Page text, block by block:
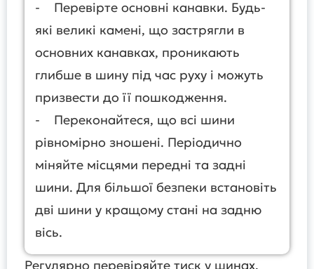
- Перевірте основні канавки. Будь-
які великі камені, що застрягли в
основних канавках, проникають
глибше в шину під час руху і можуть
призвести до її пошкодження.
- Переконайтеся, що всі шини
рівномірно зношені. Періодично
міняйте місцями передні та задні
шини. Для більшої безпеки встановіть
дві шини у кращому стані на задню
вісь.
Регулярно перевіряйте тиск у шинах.